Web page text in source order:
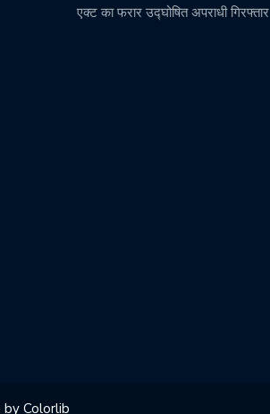
एक्ट का फरार उद्घोषित अपराधी गिरफ्तार
by Colorlib